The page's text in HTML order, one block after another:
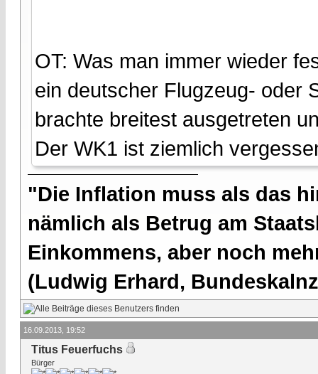
OT: Was man immer wieder
ein deutscher Flugzeug- oder
brachte breitest ausgetreten
Der WK1 ist ziemlich
"Die Inflation muss als das
nämlich als Betrug am
Einkommens, aber noch
(Ludwig Erhard,
16.09.2013, 19:52
Titus Feuerfuchs
Bürger